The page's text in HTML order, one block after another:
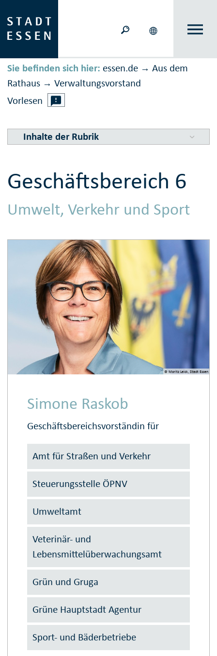
Sie befinden sich hier: essen.de → Aus dem
Rathaus → Ver­waltungs­vor­stand
Vorlesen
Inhalte der Rubrik
Geschäfts­bereich 6
Umwelt, Verkehr und Sport
© Moritz Leick, Stadt Essen
Simone Raskob
Geschäftsbereichsvorständin für
Amt für Straßen und Verkehr
Steuerungsstelle ÖPNV
Umweltamt
Veterinär- und
Lebensmittelüberwachungsamt
Grün und Gruga
Grüne Hauptstadt Agentur
Sport- und Bäderbetriebe